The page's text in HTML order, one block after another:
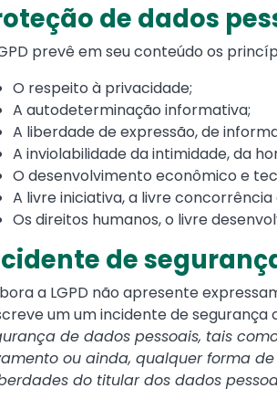
de dados
prevê em seu conteúdo os
O respeito à privacidade;
A autodeterminação informativa;
A liberdade de expressão, de
A inviolabilidade da intimidade, da
O desenvolvimento econômico e
A livre iniciativa, a livre
Os direitos humanos, o livre
de
a LGPD não apresente
um um incidente de segurança
de dados pessoais, tais
ou ainda, qualquer forma
do titular dos dados